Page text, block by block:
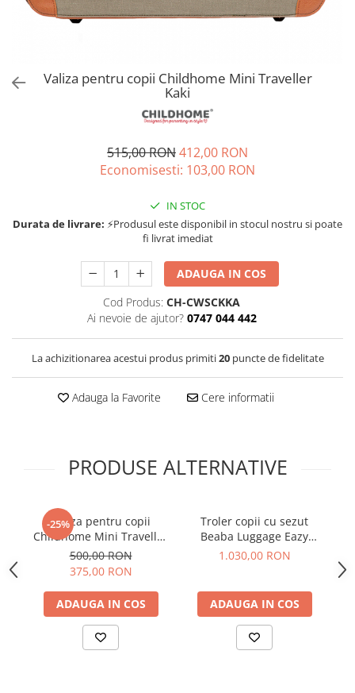
Decoratiuni
Jucarii educative
Jucarii electronice
Jocuri de societate
Valiza pentru copii Childhome Mini Traveller
Kaki
515,00 RON412,00 RON
Economisesti: 103,00 RON
IN STOC
Durata de livrare: ⚡Produsul este disponibil in stocul nostru si poate
fi livrat imediat
ADAUGA IN COS
Cod Produs: CH-CWSCKKA
Ai nevoie de ajutor? 0747 044 442
La achizitionarea acestui produs primiti20puncte de fidelitate
Adauga la Favorite Cere informatii
PRODUSE ALTERNATIVE
-25%
Valiza pentru copii
Childhome Mini Traveller
Kaki - Resigilat
500,00 RON
375,00 RON
ADAUGA IN COS
Troler copii cu sezut
Beaba Luggage Eazy
Sorbet
1.030,00 RON
ADAUGA IN COS